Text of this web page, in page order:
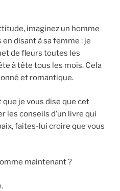
imaginez un homme
disant à sa femme : je
de fleurs toutes les
à tête tous les mois. Cela
et romantique.
je vous dise que cet
les conseils d’un livre qui
faites-lui croire que vous
maintenant ?